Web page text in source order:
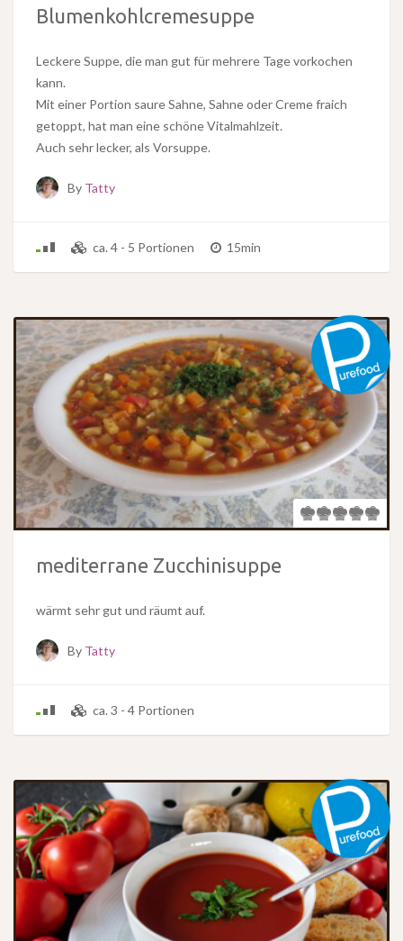
Blumenkohlcremesuppe
Leckere Suppe, die man gut für mehrere Tage vorkochen
kann.
Mit einer Portion saure Sahne, Sahne oder Creme fraich
getoppt, hat man eine schöne Vitalmahlzeit.
Auch sehr lecker, als Vorsuppe.
By Tatty
ca. 4 - 5 Portionen 15min
mediterrane Zucchinisuppe
wärmt sehr gut und räumt auf.
By Tatty
ca. 3 - 4 Portionen